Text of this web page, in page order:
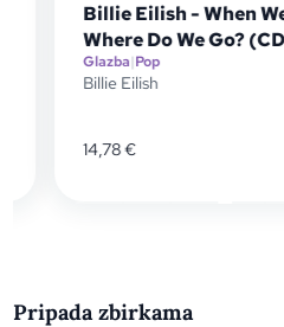
Billie Eilish - When
Where Do We Go?
Glazba|Pop
Billie Eilish
14,78€
Pripada zbirkama